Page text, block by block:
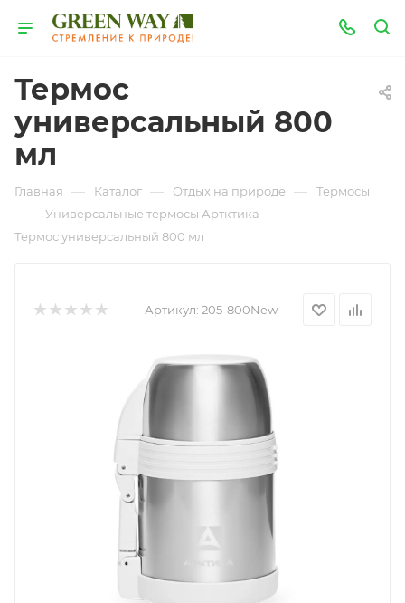
Термос
универсальный 800
мл
Главная — Каталог — Отдых на природе — Термосы
— Универсальные термосы Артктика —
Термос универсальный 800 мл
Артикул: 205-800New